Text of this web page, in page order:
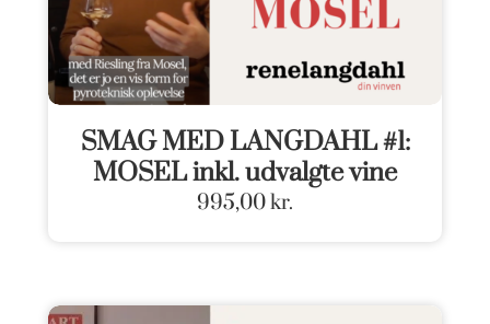
SMAG MED LANGDAHL #1:
MOSEL inkl. udvalgte vine
995,00kr.